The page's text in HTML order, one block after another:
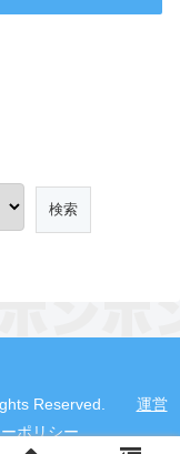
Reserved. 運営
ポリシー